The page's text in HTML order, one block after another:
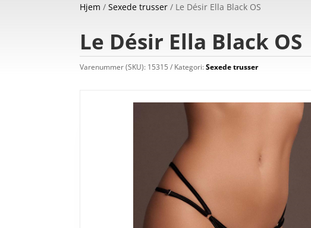
Hjem /Sexede trusser / Le Désir Ella Black OS
Le Désir Ella Black OS
Varenummer (SKU): 15315 Kategori:Sexede trusser